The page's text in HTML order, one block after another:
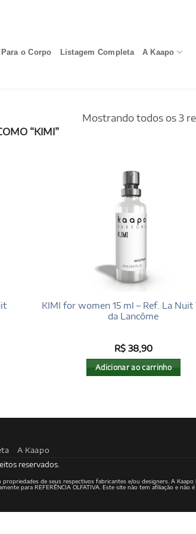
Para o Corpo Listagem Completa A Kaapo
“KIMI”
Mostrando todos os 3
KIMI for women 15 ml – Ref. La Nuit
da Lancôme
R$38,90
Adicionar ao carrinho
A Kaapo
reservados.
propriedades de seus respectivos fabricantes e/ou designers. A
para REFERÊNCIA OLFATIVA. Este site não tem afiliação e